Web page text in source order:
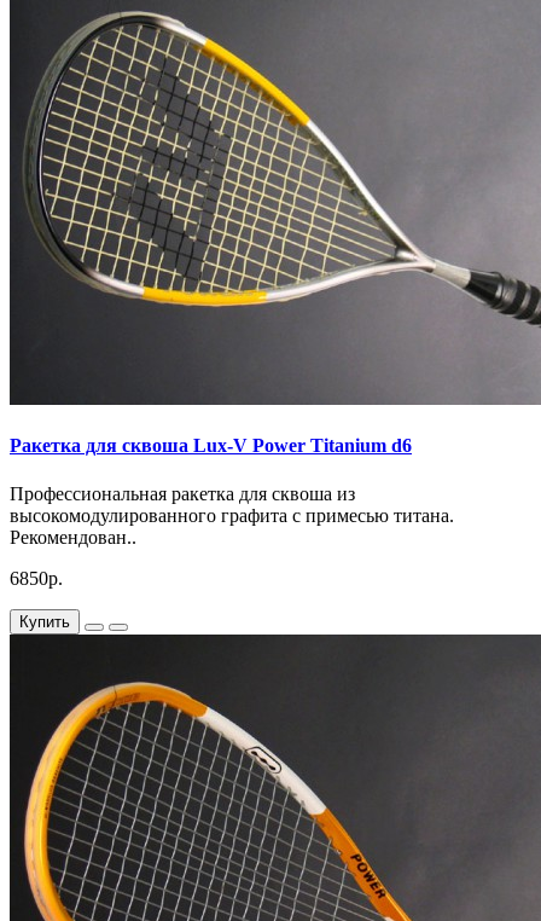
Ракетка для сквоша Lux-V Power Titanium d6
Профессиональная ракетка для сквоша из
высокомодулированного графита с примесью титана.
Рекомендован..
6850р.
Купить